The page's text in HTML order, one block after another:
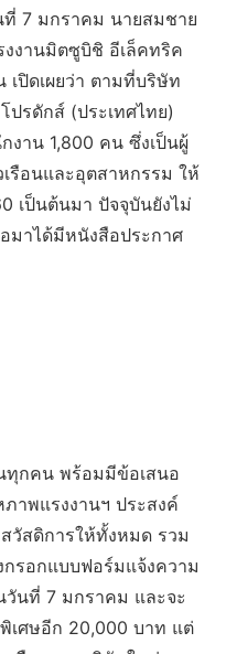
7 มกราคม นายสมชาย
งานมิตซูบิชิ อีเล็คทริค
เปิดเผยว่า ตามที่บริษัท
รดักส์ (ประเทศไทย)
งาน 1,800 คน ซึ่งเป็นผู้
รือนและอุตสาหกรรม ให้
เป็นต้นมา ปัจจุบันยังไม่
มาได้มีหนังสือประกาศ
ทุกคน พร้อมมีข้อเสนอ
าพแรงงานฯ ประสงค์
วัสดิการให้ทั้งหมด รวม
รอกแบบฟอร์มแจ้งความ
วันที่ 7 มกราคม และจะ
เศษอีก 20,000 บาท แต่